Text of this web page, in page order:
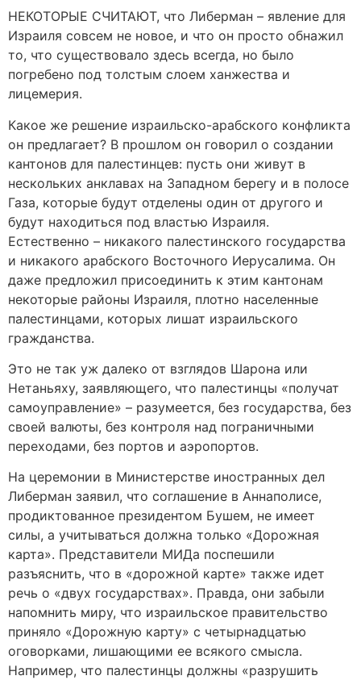
НЕКОТОРЫЕ СЧИТАЮТ, что Либерман – явление для
Израиля совсем не новое, и что он просто обнажил
то, что существовало здесь всегда, но было
погребено под толстым слоем ханжества и
лицемерия.
Какое же решение израильско-арабского конфликта
он предлагает? В прошлом он говорил о создании
кантонов для палестинцев: пусть они живут в
нескольких анклавах на Западном берегу и в полосе
Газа, которые будут отделены один от другого и
будут находиться под властью Израиля.
Естественно – никакого палестинского государства
и никакого арабского Восточного Иерусалима. Он
даже предложил присоединить к этим кантонам
некоторые районы Израиля, плотно населенные
палестинцами, которых лишат израильского
гражданства.
Это не так уж далеко от взглядов Шарона или
Нетаньяху, заявляющего, что палестинцы «получат
самоуправление» – разумеется, без государства, без
своей валюты, без контроля над пограничными
переходами, без портов и аэропортов.
На церемонии в Министерстве иностранных дел
Либерман заявил, что соглашение в Аннаполисе,
продиктованное президентом Бушем, не имеет
силы, а учитываться должна только «Дорожная
карта». Представители МИДа поспешили
разъяснить, что в «дорожной карте» также идет
речь о «двух государствах». Правда, они забыли
напомнить миру, что израильское правительство
приняло «Дорожную карту» с четырнадцатью
оговорками, лишающими ее всякого смысла.
Например, что палестинцы должны «разрушить